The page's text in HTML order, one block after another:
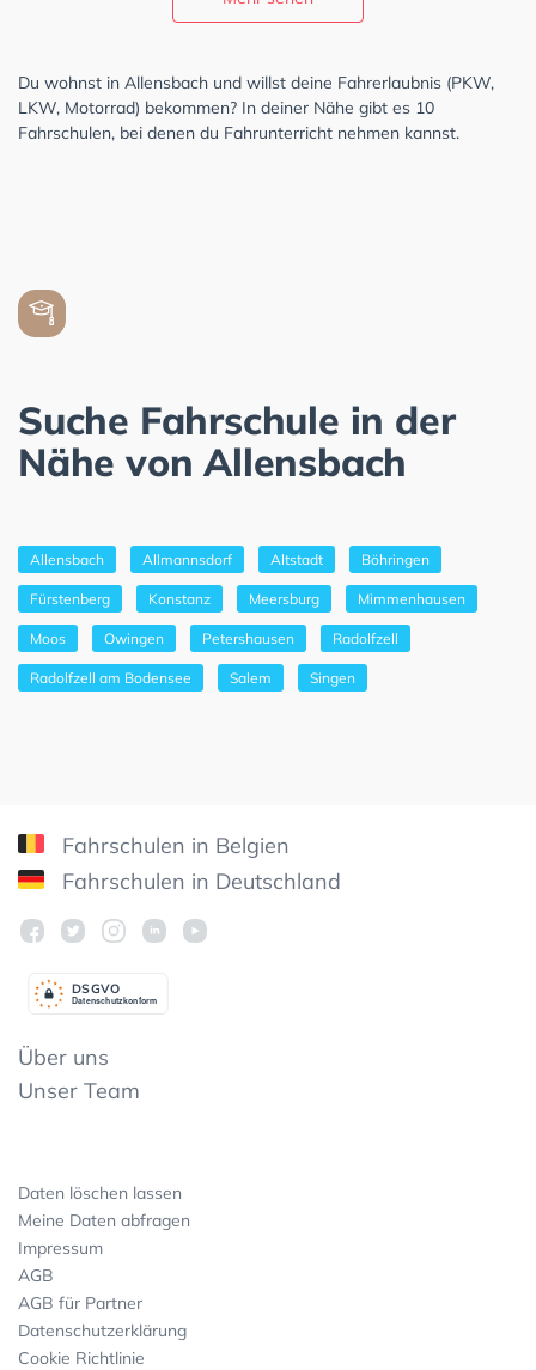
Du wohnst in Allensbach und willst deine Fahrerlaubnis (PKW,
LKW, Motorrad) bekommen? In deiner Nähe gibt es 10
Fahrschulen, bei denen du Fahrunterricht nehmen kannst.
Suche Fahrschule in der
Nähe von Allensbach
Allensbach Allmannsdorf Altstadt Böhringen
Fürstenberg Konstanz Meersburg Mimmenhausen
Moos Owingen Petershausen Radolfzell
Radolfzell am Bodensee Salem Singen
Fahrschulen in Belgien
Fahrschulen in Deutschland
Datenschutzkonform
DSGVO
Über uns
Unser Team
Daten löschen lassen
Meine Daten abfragen
Impressum
AGB
AGB für Partner
Datenschutzerklärung
Cookie Richtlinie